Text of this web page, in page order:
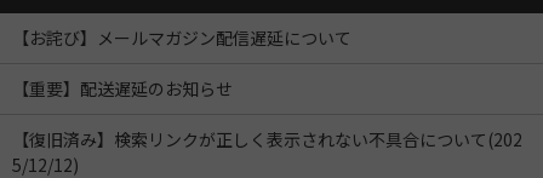
【お詫び】メールマガジン配信遅延について
【重要】配送遅延のお知らせ
【復旧済み】検索リンクが正しく表示されない不具合について(202
5/12/12)